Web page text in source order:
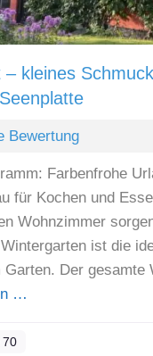
– kleines
Bewertung
Farbenfrohe
für Kochen und
Wohnzimmer
ist die
Garten. Der
…
70